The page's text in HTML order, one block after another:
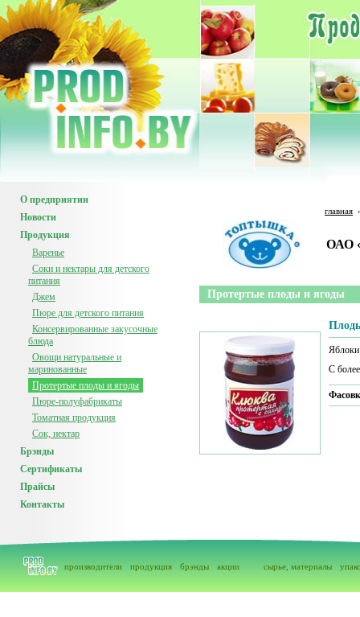
О предприятии
Новости
Продукция
Варенье
Соки и нектары для детского
питания
Джем
Пюре для детского питания
Консервированные закусочные
блюда
Овощи натуральные и
маринованные
Протертые плоды и ягоды
Пюре-полуфабрикаты
Томатная продукция
Сок, нектар
Брэнды
Сертификаты
Прайсы
Контакты
главная
ОАО
Протертые плоды и ягоды
Яблоки
С
производители продукция брэнды акции сырье, материалы